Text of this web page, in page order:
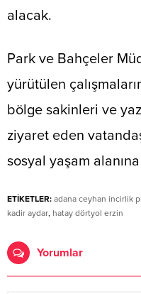
alacak.
Park ve Bahçeler
yürütülen
bölge sakinleri ve yaz
ziyaret eden
sosyal yaşam
ETİKETLER: adana ceyhan incirlik
kadir aydar, hatay dörtyol erzin
Yorumlar